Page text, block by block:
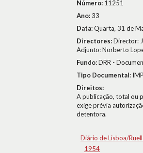
Número: 11251
Ano:33
Data:Quarta, 31 de
Directores:Director:
Adjunto: Norberto
Fundo:DRR -
Tipo Documental:
Direitos:
A publicação, total ou
exige prévia
detentora.
Diário de Lisboa/
1954